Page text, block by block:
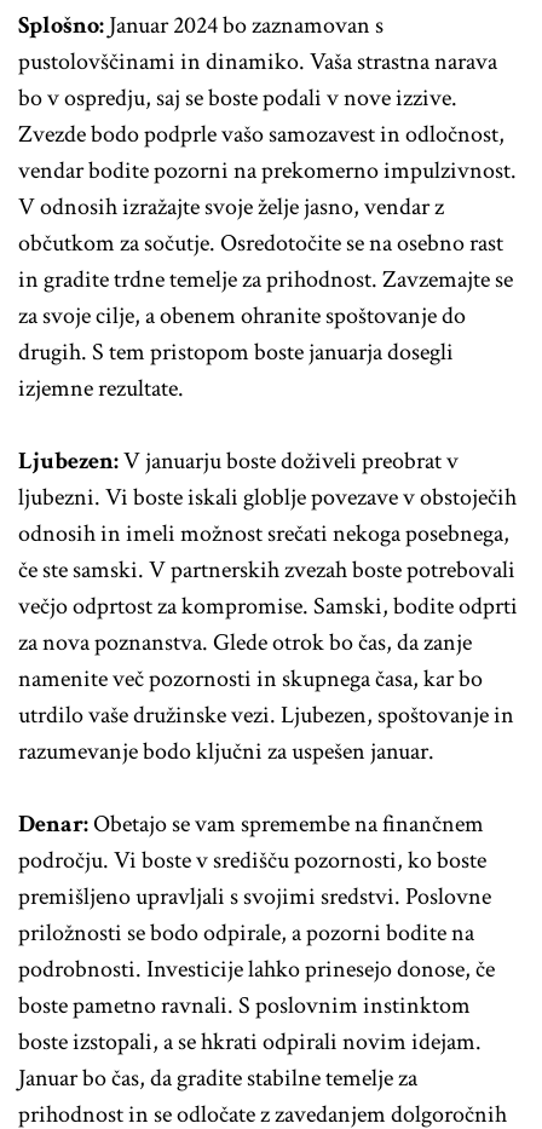
Splošno:Januar 2024 bo zaznamovan s
pustolovščinami in dinamiko. Vaša strastna narava
bo v ospredju, saj se boste podali v nove izzive.
Zvezde bodo podprle vašo samozavest in odločnost,
vendar bodite pozorni na prekomerno impulzivnost.
V odnosih izražajte svoje želje jasno, vendar z
občutkom za sočutje. Osredotočite se na osebno rast
in gradite trdne temelje za prihodnost. Zavzemajte se
za svoje cilje, a obenem ohranite spoštovanje do
drugih. S tem pristopom boste januarja dosegli
izjemne rezultate.
Ljubezen:V januarju boste doživeli preobrat v
ljubezni. Vi boste iskali globlje povezave v obstoječih
odnosih in imeli možnost srečati nekoga posebnega,
če ste samski. V partnerskih zvezah boste potrebovali
večjo odprtost za kompromise. Samski, bodite odprti
za nova poznanstva. Glede otrok bo čas, da zanje
namenite več pozornosti in skupnega časa, kar bo
utrdilo vaše družinske vezi. Ljubezen, spoštovanje in
razumevanje bodo ključni za uspešen januar.
Denar:Obetajo se vam spremembe na finančnem
področju. Vi boste v središču pozornosti, ko boste
premišljeno upravljali s svojimi sredstvi. Poslovne
priložnosti se bodo odpirale, a pozorni bodite na
podrobnosti. Investicije lahko prinesejo donose, če
boste pametno ravnali. S poslovnim instinktom
boste izstopali, a se hkrati odpirali novim idejam.
Januar bo čas, da gradite stabilne temelje za
prihodnost in se odločate z zavedanjem dolgoročnih